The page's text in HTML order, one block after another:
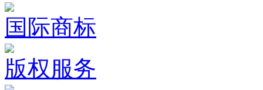
国际商标
版权服务